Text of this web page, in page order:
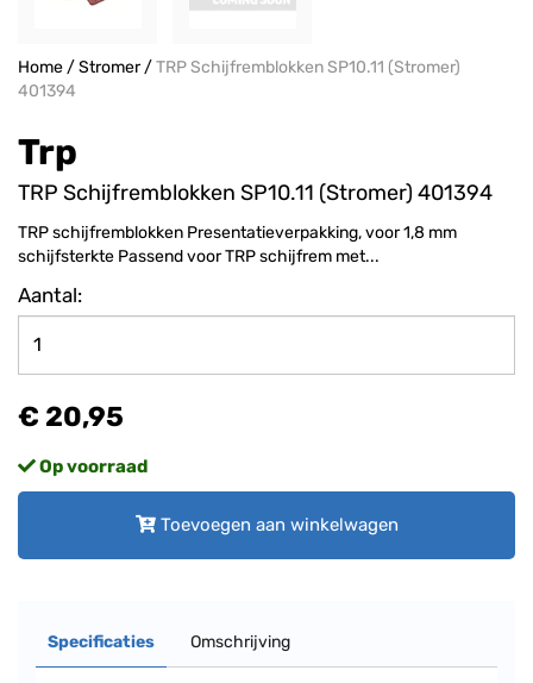
Home/Stromer/TRP Schijfremblokken SP10.11 (Stromer)
401394
Trp
TRP Schijfremblokken SP10.11 (Stromer) 401394
TRP schijfremblokken Presentatieverpakking, voor 1,8 mm
schijfsterkte Passend voor TRP schijfrem met...
Aantal:
€ 20,95
Op voorraad
Toevoegen aan winkelwagen
Specificaties Omschrijving